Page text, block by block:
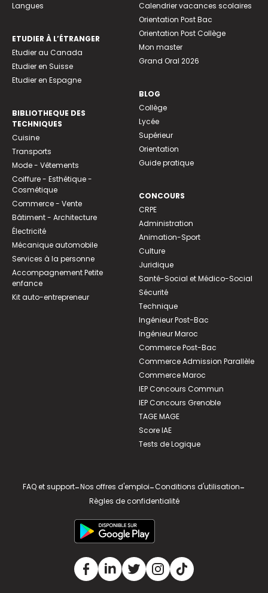
Langues
ETUDIER À L’ÉTRANGER
Etudier au Canada
Etudier en Suisse
Etudier en Espagne
BIBLIOTHEQUE DES
TECHNIQUES
Cuisine
Transports
Mode - Vêtements
Coiffure - Esthétique -
Cosmétique
Commerce - Vente
Bâtiment - Architecture
Électricité
Mécanique automobile
Services à la personne
Accompagnement Petite
enfance
Kit auto-entrepreneur
Calendrier vacances scolaires
Orientation Post Bac
Orientation Post Collège
Mon master
Grand Oral 2026
BLOG
Collège
Lycée
Supérieur
Orientation
Guide pratique
CONCOURS
CRPE
Administration
Animation-Sport
Culture
Juridique
Santé-Social et Médico-Social
Sécurité
Technique
Ingénieur Post-Bac
Ingénieur Maroc
Commerce Post-Bac
Commerce Admission Parallèle
Commerce Maroc
IEP Concours Commun
IEP Concours Grenoble
TAGE MAGE
Score IAE
Tests de Logique
FAQ et support-Nos offres d'emploi-Conditions d'utilisation-
Règles de confidentialité